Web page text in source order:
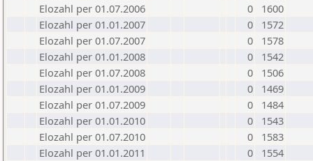
Elozahl per 01.07.2006
0
1600
Elozahl per 01.01.2007
0
1572
Elozahl per 01.07.2007
0
1578
Elozahl per 01.01.2008
0
1542
Elozahl per 01.07.2008
0
1506
Elozahl per 01.01.2009
0
1469
Elozahl per 01.07.2009
0
1484
Elozahl per 01.01.2010
0
1543
Elozahl per 01.07.2010
0
1583
Elozahl per 01.01.2011
0
1554